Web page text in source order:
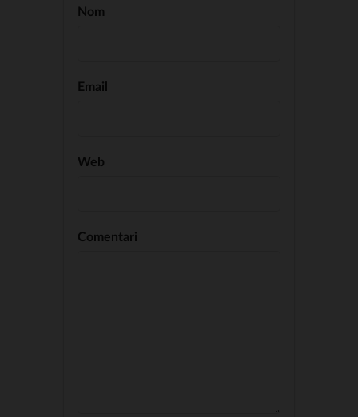
Nom
Email
Web
Comentari